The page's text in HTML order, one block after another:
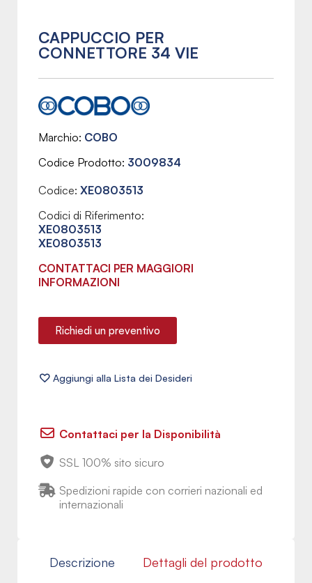
CAPPUCCIO PER
CONNETTORE 34 VIE
Marchio COBO
Codice Prodotto 3009834
Codice: XE0803513
Codici di Riferimento:
XE0803513
XE0803513
CONTATTACI PER MAGGIORI
INFORMAZIONI
Richiedi un preventivo
Contattaci per la Disponibilità
SSL 100% sito sicuro
Spedizioni rapide con corrieri nazionali ed
internazionali
Descrizione Dettagli del prodotto